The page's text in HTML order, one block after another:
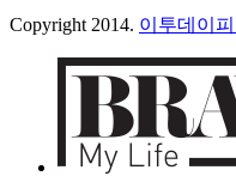
Copyright 2014. 이투데이피